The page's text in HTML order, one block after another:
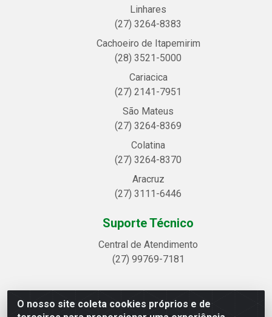
O nosso site coleta cookies próprios e de
Linhares
(27) 3264-8383
Cachoeiro de Itapemirim
(28) 3521-5000
Cariacica
(27) 2141-7951
São Mateus
(27) 3264-8369
Colatina
(27) 3264-8370
Aracruz
(27) 3111-6446
Suporte Técnico
Central de Atendimento
(27) 99769-7181
Linhavix Distribuidora LTDA - Avenida Alegre, 2521 -